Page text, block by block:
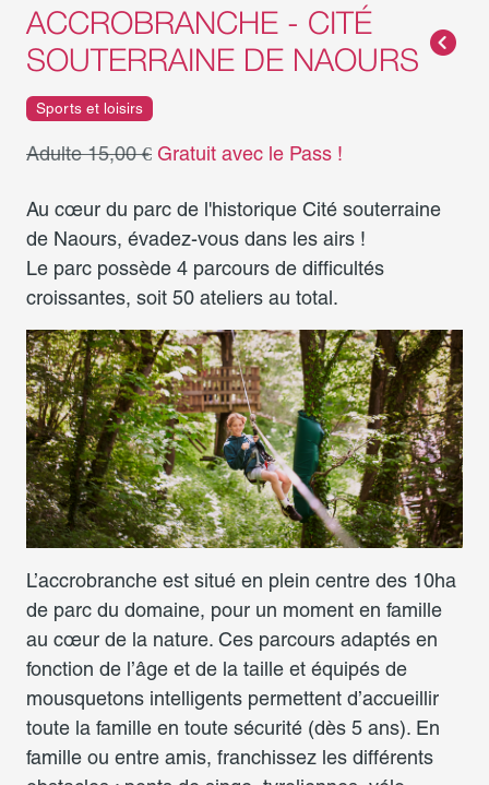
ACCROBRANCHE - CITÉ
SOUTERRAINE DE NAOURS
Sports et loisirs
Adulte 15,00 € Gratuit avec le Pass !
Au cœur du parc de l'historique Cité souterraine
de Naours, évadez-vous dans les airs !
Le parc possède 4 parcours de difficultés
croissantes, soit 50 ateliers au total.
L’accrobranche est situé en plein centre des 10ha
de parc du domaine, pour un moment en famille
au cœur de la nature. Ces parcours adaptés en
fonction de l’âge et de la taille et équipés de
mousquetons intelligents permettent d’accueillir
toute la famille en toute sécurité (dès 5 ans). En
famille ou entre amis, franchissez les différents